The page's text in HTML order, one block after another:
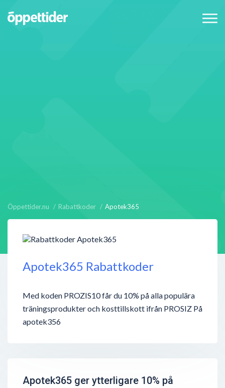
Öppettider.nu Rabattkoder Apotek365
Apotek365 Rabattkoder
Med koden PROZIS10 får du 10% på alla populära
träningsprodukter och kosttillskott ifrån PROSIZ På
apotek356
Apotek365 ger ytterligare 10% på